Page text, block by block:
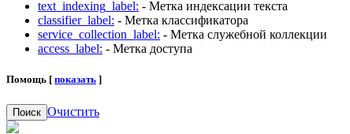
text_indexing_label: - Метка индексации текста
classifier_label: - Метка классификатора
service_collection_label: - Метка служебной коллекции
access_label: - Метка доступа
Помощь [ показать ]
Поиск Очистить